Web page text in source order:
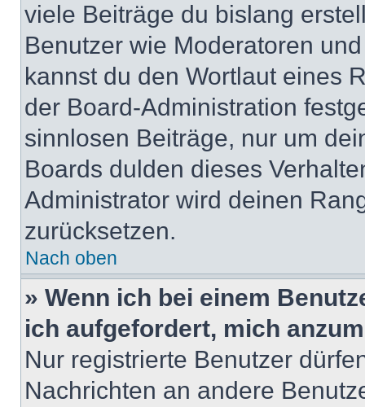
viele Beiträge du bislang
Benutzer wie Moderatoren
kannst du den Wortlaut eines
der Board-Administration
sinnlosen Beiträge, nur um
Boards dulden dieses
Administrator wird deinen
zurücksetzen.
Nach oben
» Wenn ich bei einem
ich aufgefordert, mich
Nur registrierte Benutzer
Nachrichten an andere